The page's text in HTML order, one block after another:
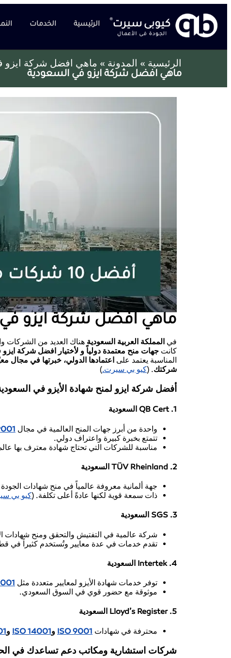
الرئيسية الخدمات
الرئيسية » المدونة » ماهي افضل شركة ايزو
ماهي افضل شركة ايزو في السعودية
ماهي افضل شركة ايزو
فيالمملكة العربية السعودية هناك العديد من الشركات
كانتجهات منح معتمدة دولياً و لأختيار افضل شركة
المناسبة يعتمد علىاعتمادها الدولي، خبرتها في مجال
شركتك. (كيو بي سيرت.)
أفضل شركة ايزو لمنح شهادة الأيزو في
1. QB Cert السعودية
واحدة من أبرز جهات المنح العالمية في مجال
تتمتع بخبرة كبيرة واعتراف دولي.
مناسبة للشركات التي تحتاج شهادة معترف بها
2. TÜV Rheinland السعودية
جهة ألمانية معروفة عالمياً في منح شهادات
ذات سمعة قوية لكنها عادةً أعلى تكلفة. (كيو بي
3. SGS السعودية
شركة عالمية في التفتيش والتحقق ومنح شهادات
تقدم خدمات في عدة معايير وتُستخدم كثيراً في
4. Intertek السعودية
توفر خدمات شهادة الأيزو لمعايير متعددة مثل
موثوقة مع حضور قوي في السوق السعودي.
5. Lloyd’s Register السعودية
محترفة في شهادات ISO 9001 وISO 14001 و
شركات استشارية ومكاتب دعم تساعدك في